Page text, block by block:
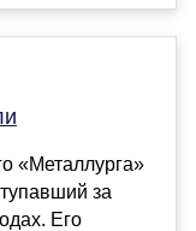
«Металлурга»
за
Его